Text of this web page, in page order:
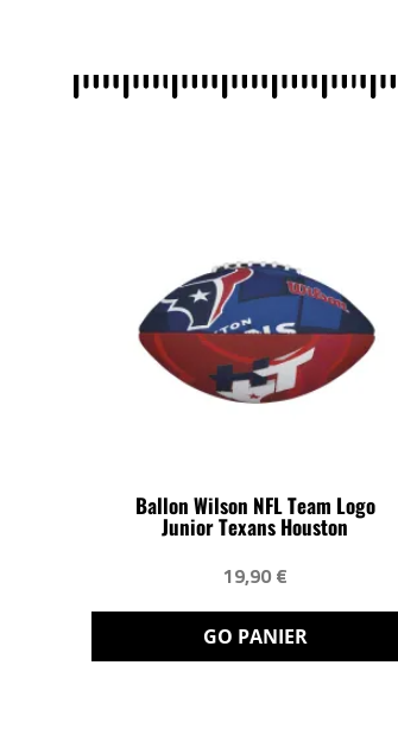
Ballon Wilson NFL Team Logo
Junior Texans Houston
19,90 €
GO PANIER